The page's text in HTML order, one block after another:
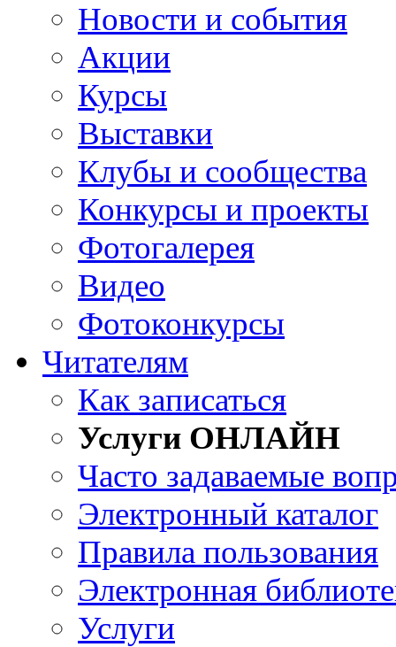
Новости и события
Акции
Курсы
Выставки
Клубы и сообщества
Конкурсы и проекты
Фотогалерея
Видео
Фотоконкурсы
Читателям
Как записаться
Услуги ОНЛАЙН
Часто задаваемые
Электронный каталог
Правила пользования
Электронная
Услуги